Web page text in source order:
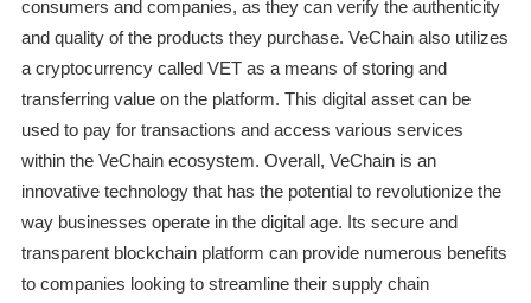
consumers and companies, as they can verify the authenticity
and quality of the products they purchase. VeChain also utilizes
a cryptocurrency called VET as a means of storing and
transferring value on the platform. This digital asset can be
used to pay for transactions and access various services
within the VeChain ecosystem. Overall, VeChain is an
innovative technology that has the potential to revolutionize the
way businesses operate in the digital age. Its secure and
transparent blockchain platform can provide numerous benefits
to companies looking to streamline their supply chain